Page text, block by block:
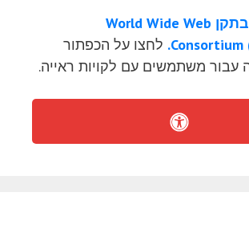
אתרנו עומד בתקן World Wide Web
Consortium לחצו על הכפתור
עבור משתמשים עם לקויות ראייה.